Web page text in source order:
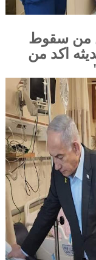
من سقوط
اكد من